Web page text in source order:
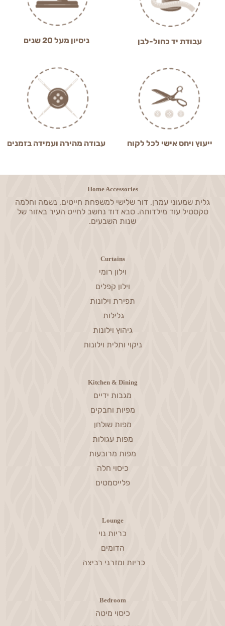
עבודת יד כחול-לבן ניסיון מעל 20 שנים
ייעוץ ויחס אישי לכל לקוח עבודה מהירה ועמידה בזמנים
Home Accessories
גלית שמעוני עמרן, דור שלישי למשפחת חייטים, נשמה וחלמה
טקסטיל עוד מילדותה. סבא דוד נחשב לחייט העיר באזור של
שנות השבעים.
Curtains
וילון רומי
וילון קפלים
תפירת וילונות
גלילות
גיהוץ וילונות
ניקוי ותלית וילונות
Kitchen & Dining
מגבות ידיים
מפיות וחבקים
מפות שולחן
מפות עגולות
מפות מרובעות
כיסוי חלה
פלייסמטים
Lounge
כריות נוי
הדומים
כריות ומזרני רביצה
Bedroom
כיסוי מיטה